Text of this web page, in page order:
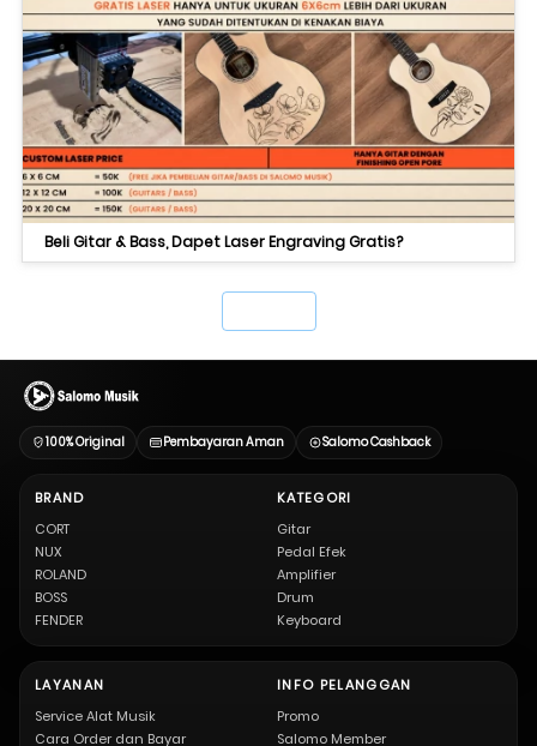
Beli Gitar & Bass, Dapet Laser Engraving Gratis?
100% Original Pembayaran Aman Salomo Cashback
BRAND
CORT
NUX
ROLAND
BOSS
FENDER
KATEGORI
Gitar
Pedal Efek
Amplifier
Drum
Keyboard
LAYANAN
Service Alat Musik
Cara Order dan Bayar
INFO PELANGGAN
Promo
Salomo Member